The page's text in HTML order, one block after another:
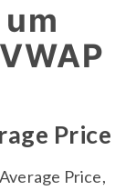
Price
Price,